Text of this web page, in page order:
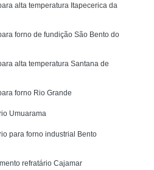
alta temperatura Itapecerica da
forno de fundição São Bento do
alta temperatura Santana de
forno Rio Grande
Umuarama
para forno industrial Bento
refratário Cajamar